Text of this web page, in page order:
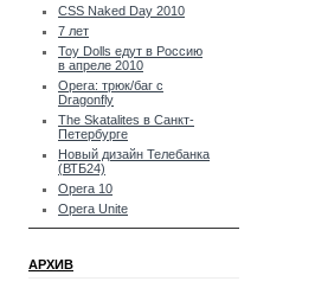
CSS Naked Day 2010
7 лет
Toy Dolls едут в Россию
в апреле 2010
Opera: трюк/баг с
Dragonfly
The Skatalites в Санкт-
Петербурге
Новый дизайн Телебанка
(ВТБ24)
Opera 10
Opera Unite
АРХИВ